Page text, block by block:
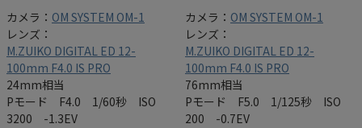
カメラ： OM SYSTEM OM-1
レンズ：
M.ZUIKO DIGITAL ED 12-
100mm F4.0 IS PRO
24mm相当
Pモード F4.0 1/60秒 ISO
3200 -1.3EV
カメラ： OM SYSTEM OM-1
レンズ：
M.ZUIKO DIGITAL ED 12-
100mm F4.0 IS PRO
76mm相当
Pモード F5.0 1/125秒 ISO
200 -0.7EV